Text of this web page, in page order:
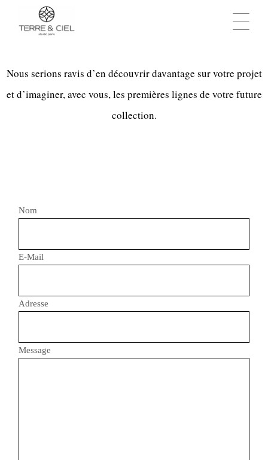
Nous serions ravis d’en découvrir davantage sur votre projet
et d’imaginer, avec vous, les premières lignes de votre future
collection.
Nom
E-Mail
Adresse
Message